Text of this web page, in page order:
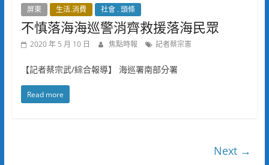
屏東 生活.消費 社會 . 頭條
不慎落海海巡警消齊救援落海民眾
2020 年 5 月 10 日 焦點時報 記者蔡宗憲
【記者蔡宗武/綜合報導】 海巡署南部分署
Read more
Next →